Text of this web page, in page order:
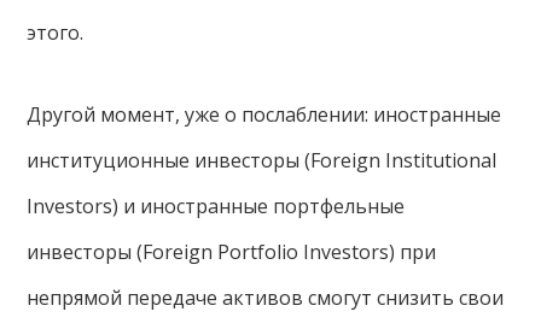
этого.
Другой момент, уже о послаблении: иностранные
институционные инвесторы (Foreign Institutional
Investors) и иностранные портфельные
инвесторы (Foreign Portfolio Investors) при
непрямой передаче активов смогут снизить свои